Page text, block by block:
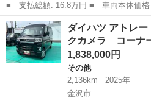
■ 支払総額: 16.8万円 ■ 車両本体価格： 159,000 円 ■ メーカー
名： ダイハツ ■ 車種名： タント
スライドドア ナビ ＴＶ バックカ
660cc ...
長野 長野市 タント
ダイハツ アトレ
クカメラ コーナ
1,838,000円
その他
2,136km
2025年
金沢市